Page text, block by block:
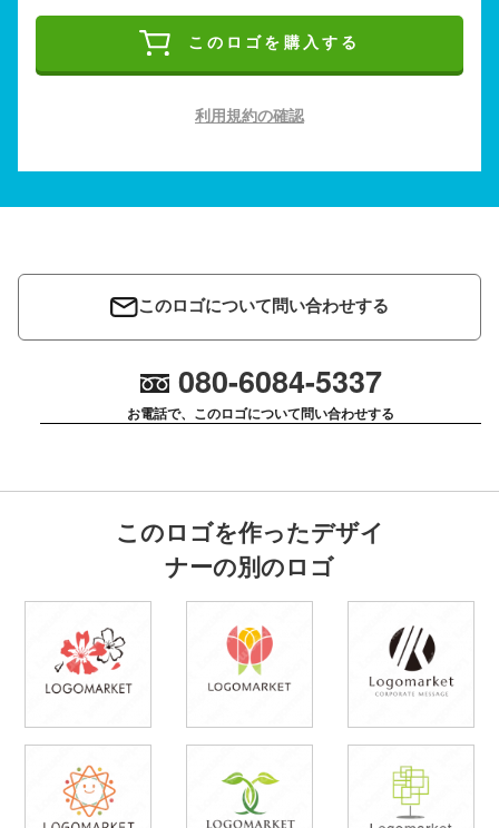
このロゴを購入する
利用規約の確認
このロゴについて問い合わせする
080-6084-5337
お電話で、このロゴについて問い合わせする
このロゴを作ったデザイ
ナーの別のロゴ